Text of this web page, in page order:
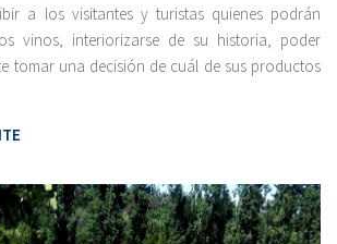
a los visitantes y turistas quienes podrán
vinos, interiorizarse de su historia, poder
tomar una decisión de cuál de sus productos